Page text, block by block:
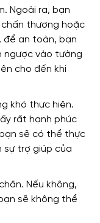
Ngoài ra, bạn
thương hoặc
để an toàn, bạn
ngược vào tường
cho đến khi
khó thực hiện.
rất hạnh phúc
sẽ có thể thực
sự trợ giúp của
Nếu không,
sẽ không thể